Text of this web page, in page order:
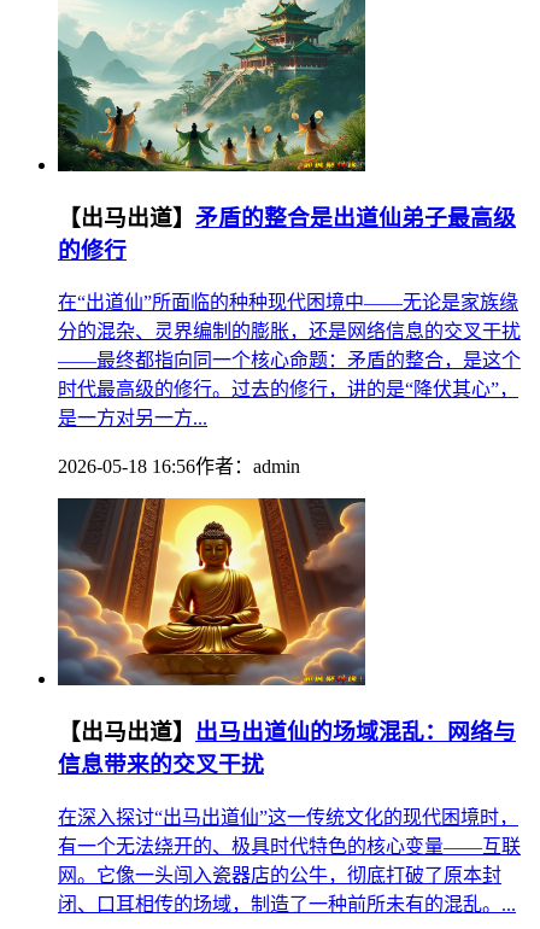
【出马出道】 矛盾的整合是出道仙弟子最高级
的修行
在“出道仙”所面临的种种现代困境中——无论是家族缘
分的混杂、灵界编制的膨胀，还是网络信息的交叉干扰
——最终都指向同一个核心命题：矛盾的整合，是这个
时代最高级的修行。过去的修行，讲的是“降伏其心”，
是一方对另一方...
2026-05-18 16:56作者： admin
【出马出道】 出马出道仙的场域混乱：网络与
信息带来的交叉干扰
在深入探讨“出马出道仙”这一传统文化的现代困境时，
有一个无法绕开的、极具时代特色的核心变量——互联
网。它像一头闯入瓷器店的公牛，彻底打破了原本封
闭、口耳相传的场域，制造了一种前所未有的混乱。...